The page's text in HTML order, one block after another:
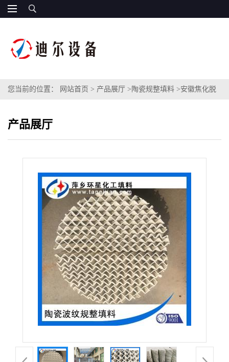
您当前的位置： 网站首页 > 产品展厅 > 陶瓷规整填料 >安徽焦化脱
产品展厅